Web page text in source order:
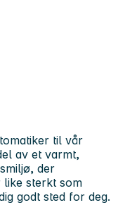
til vår
av et varmt,
der
like sterkt som
godt sted for deg.